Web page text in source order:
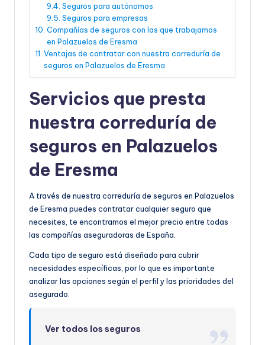
Seguros para autónomos
Seguros para empresas
Compañías de seguros con las que trabajamos
en Palazuelos de Eresma
Ventajas de contratar con nuestra correduría de
seguros en Palazuelos de Eresma
Servicios que presta
nuestra correduría de
seguros en Palazuelos
de Eresma
A través de nuestra correduría de seguros en Palazuelos
de Eresma puedes contratar cualquier seguro que
necesites, te encontramos el mejor precio entre todas
las compañías aseguradoras de España.
Cada tipo de seguro está diseñado para cubrir
necesidades específicas, por lo que es importante
analizar las opciones según el perfil y las prioridades del
asegurado.
Ver todos los seguros